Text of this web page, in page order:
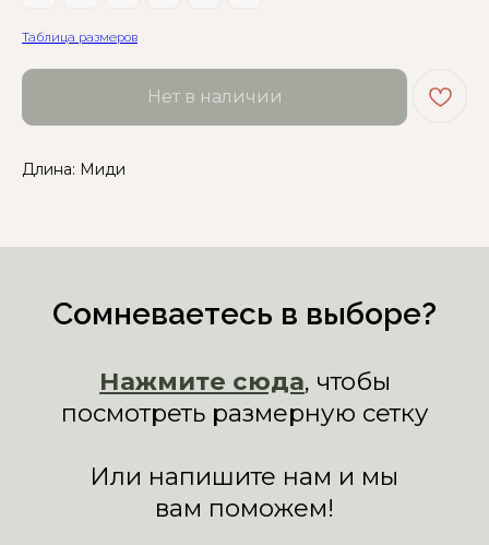
Таблица размеров
Нет в наличии
Длина: Миди